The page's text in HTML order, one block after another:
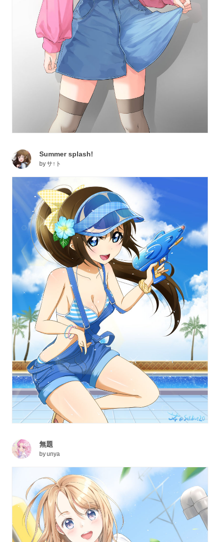
Summer splash!
byサ↑ト
無題
byunya